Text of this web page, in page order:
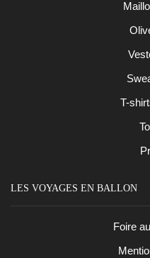
T-
LES VOYAGES EN BALLON
Foire